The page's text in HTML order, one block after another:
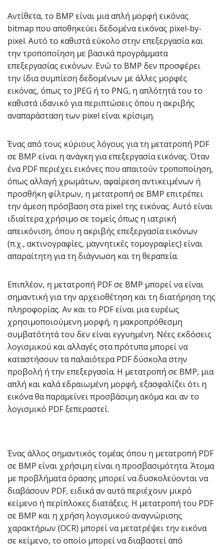
Αντίθετα, το BMP είναι μια απλή μορφή εικόνας
bitmap που αποθηκεύει δεδομένα εικόνας pixel-by-
pixel. Αυτό το καθιστά εύκολο στην επεξεργασία και
την τροποποίηση με βασικά προγράμματα
επεξεργασίας εικόνων. Ενώ το BMP δεν προσφέρει
την ίδια συμπίεση δεδομένων με άλλες μορφές
εικόνας, όπως το JPEG ή το PNG, η απλότητά του το
καθιστά ιδανικό για περιπτώσεις όπου η ακριβής
αναπαράσταση των pixel είναι κρίσιμη.
Ένας από τους κύριους λόγους για τη μετατροπή PDF
σε BMP είναι η ανάγκη για επεξεργασία εικόνας. Όταν
ένα PDF περιέχει εικόνες που απαιτούν τροποποίηση,
όπως αλλαγή χρωμάτων, αφαίρεση αντικειμένων ή
προσθήκη φίλτρων, η μετατροπή σε BMP επιτρέπει
την άμεση πρόσβαση στα pixel της εικόνας. Αυτό είναι
ιδιαίτερα χρήσιμο σε τομείς όπως η ιατρική
απεικόνιση, όπου η ακριβής επεξεργασία εικόνων
(π.χ., ακτινογραφίες, μαγνητικές τομογραφίες) είναι
απαραίτητη για τη διάγνωση και τη θεραπεία.
Επιπλέον, η μετατροπή PDF σε BMP μπορεί να είναι
σημαντική για την αρχειοθέτηση και τη διατήρηση της
πληροφορίας. Αν και το PDF είναι μια ευρέως
χρησιμοποιούμενη μορφή, η μακροπρόθεσμη
συμβατότητά του δεν είναι εγγυημένη. Νέες εκδόσεις
λογισμικού και αλλαγές στα πρότυπα μπορεί να
καταστήσουν τα παλαιότερα PDF δύσκολα στην
προβολή ή την επεξεργασία. Η μετατροπή σε BMP, μια
απλή και καλά εδραιωμένη μορφή, εξασφαλίζει ότι η
εικόνα θα παραμείνει προσβάσιμη ακόμα και αν το
λογισμικό PDF ξεπεραστεί.
Ένας άλλος σημαντικός τομέας όπου η μετατροπή PDF
σε BMP είναι χρήσιμη είναι η προσβασιμότητα. Άτομα
με προβλήματα όρασης μπορεί να δυσκολεύονται να
διαβάσουν PDF, ειδικά αν αυτά περιέχουν μικρό
κείμενο ή περίπλοκες διατάξεις. Η μετατροπή του PDF
σε BMP και η χρήση λογισμικού αναγνώρισης
χαρακτήρων (OCR) μπορεί να μετατρέψει την εικόνα
σε κείμενο, το οποίο μπορεί να διαβαστεί από